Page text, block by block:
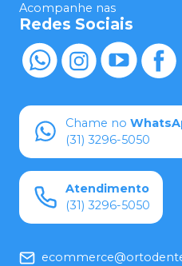
Acompanhe nas
Redes Sociais
Chame no
(31) 3296-5050
Atendimento
(31) 3296-5050